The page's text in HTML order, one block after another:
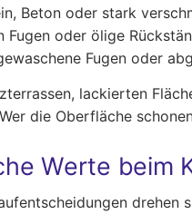
Beton oder stark
Fugen oder ölige
Fugen oder
lackierten
die Oberfläche
Werte beim
drehen